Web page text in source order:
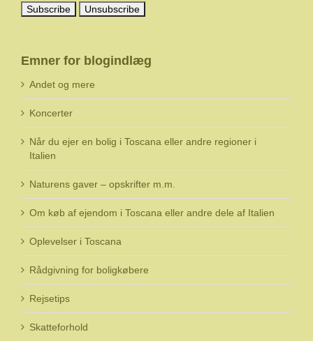
Emner for blogindlæg
Andet og mere
Koncerter
Når du ejer en bolig i Toscana eller andre regioner i
Italien
Naturens gaver – opskrifter m.m.
Om køb af ejendom i Toscana eller andre dele af Italien
Oplevelser i Toscana
Rådgivning for boligkøbere
Rejsetips
Skatteforhold